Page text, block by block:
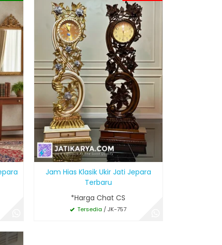
Jam Hias Klasik Ukir Jati Jepara
Terbaru
*Harga Chat CS
Tersedia / JK-757